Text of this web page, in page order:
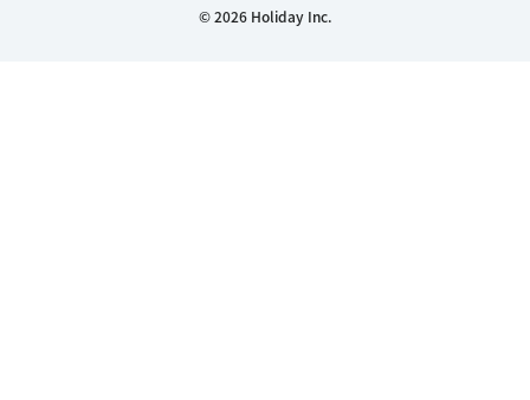
© 2026 Holiday Inc.